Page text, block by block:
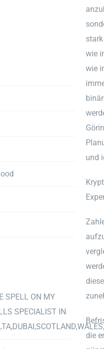
wie
wie
und
die
SPELL ON MY
SPECIALIST IN